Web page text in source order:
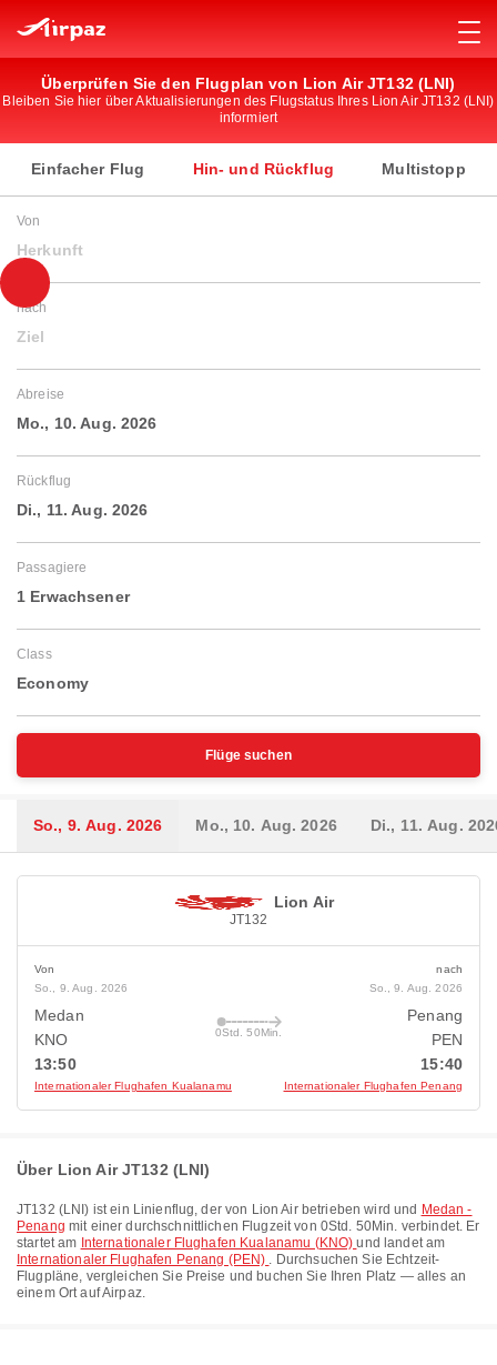
Überprüfen Sie den Flugplan von Lion Air JT132 (LNI)
Bleiben Sie hier über Aktualisierungen des Flugstatus Ihres Lion Air JT132 (LNI)
informiert
Einfacher Flug Hin- und Rückflug Multistopp
Von
Herkunft
nach
Ziel
Abreise
Mo., 10. Aug. 2026
Rückflug
Di., 11. Aug. 2026
Passagiere
1 Erwachsener
Class
Economy
Flüge suchen
So., 9. Aug. 2026 Mo., 10. Aug. 2026 Di., 11. Aug.
Lion Air
JT132
Von
So., 9. Aug. 2026
Medan
KNO
13:50
Internationaler Flughafen Kualanamu
0Std. 50Min.
nach
So., 9. Aug. 2026
Penang
PEN
15:40
Internationaler Flughafen Penang
Über Lion Air JT132 (LNI)
JT132 (LNI) ist ein Linienflug, der von Lion Airbetrieben wird und Medan -
Penang mit einer durchschnittlichen Flugzeit von 0Std. 50Min. verbindet. Er
startet am Internationaler Flughafen Kualanamu (KNO)und landet am
Internationaler Flughafen Penang (PEN) . Durchsuchen Sie Echtzeit-
Flugpläne, vergleichen Sie Preise und buchen Sie Ihren Platz — alles an
einem Ort auf Airpaz.